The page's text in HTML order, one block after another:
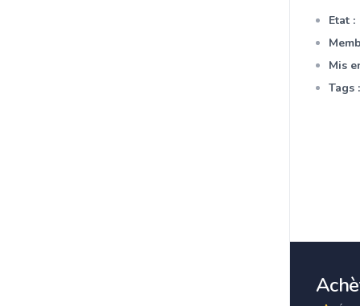
Etat :
Mis
Tags :